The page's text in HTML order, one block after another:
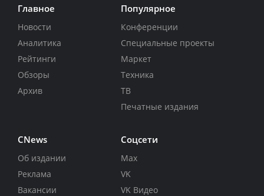
Главное
Новости
Аналитика
Рейтинги
Обзоры
Архив
Популярное
Конференции
Специальные проекты
Маркет
Техника
ТВ
Печатные издания
CNews
Об издании
Реклама
Вакансии
Соцсети
Max
VK
VK Видео